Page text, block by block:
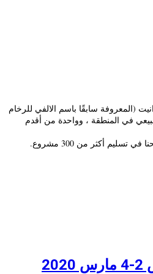
(المعروفة سابقًا باسم الالفي للرخام
في المنطقة ، وواحدة من أقدم